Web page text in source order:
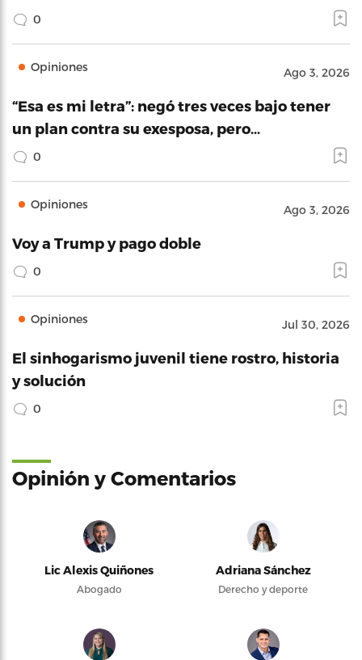
0
Opiniones Ago 3, 2026
“Esa es mi letra”: negó tres veces bajo tener
un plan contra su exesposa, pero…
0
Opiniones Ago 3, 2026
Voy a Trump y pago doble
0
Opiniones Jul 30, 2026
El sinhogarismo juvenil tiene rostro, historia
y solución
0
Opinión y Comentarios
Lic Alexis Quiñones
Abogado
Adriana Sánchez
Derecho y deporte